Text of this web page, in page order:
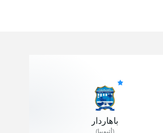
باهاردار
(أثيوبيا)